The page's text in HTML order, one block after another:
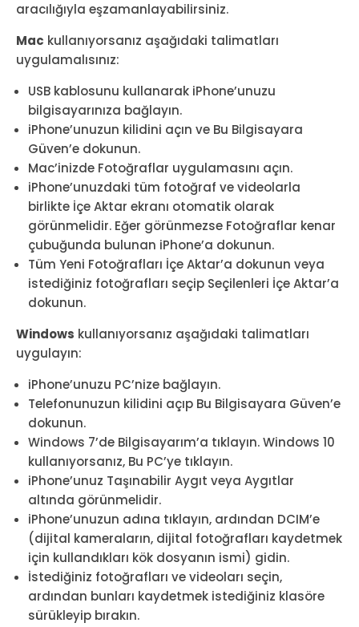
aracılığıyla eşzamanlayabilirsiniz.
Mac kullanıyorsanız aşağıdaki talimatları
uygulamalısınız:
USB kablosunu kullanarak iPhone’unuzu
bilgisayarınıza bağlayın.
iPhone’unuzun kilidini açın ve Bu Bilgisayara
Güven’e dokunun.
Mac’inizde Fotoğraflar uygulamasını açın.
iPhone’unuzdaki tüm fotoğraf ve videolarla
birlikte İçe Aktar ekranı otomatik olarak
görünmelidir. Eğer görünmezse Fotoğraflar kenar
çubuğunda bulunan iPhone’a dokunun.
Tüm Yeni Fotoğrafları İçe Aktar’a dokunun veya
istediğiniz fotoğrafları seçip Seçilenleri İçe Aktar’a
dokunun.
Windows kullanıyorsanız aşağıdaki talimatları
uygulayın:
iPhone’unuzu PC’nize bağlayın.
Telefonunuzun kilidini açıp Bu Bilgisayara Güven’e
dokunun.
Windows 7’de Bilgisayarım’a tıklayın. Windows 10
kullanıyorsanız, Bu PC’ye tıklayın.
iPhone’unuz Taşınabilir Aygıt veya Aygıtlar
altında görünmelidir.
iPhone’unuzun adına tıklayın, ardından DCIM’e
(dijital kameraların, dijital fotoğrafları kaydetmek
için kullandıkları kök dosyanın ismi) gidin.
İstediğiniz fotoğrafları ve videoları seçin,
ardından bunları kaydetmek istediğiniz klasöre
sürükleyip bırakın.